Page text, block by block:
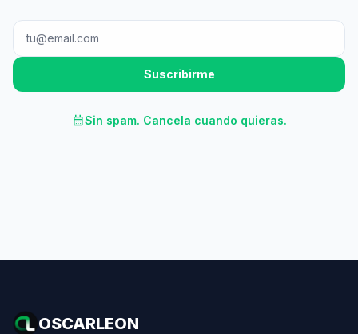
Suscribirme
calendar_monthSin spam. Cancela cuando quieras.
OSCARLEON